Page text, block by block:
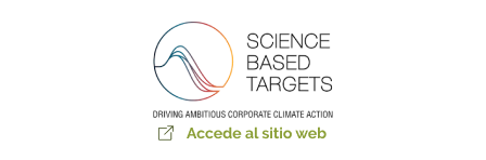
comprometen a prohibir cualquier forma de soborno,
a trabajar por la legalidad y la transparencia en las
contribuciones a las campañas políticas y a velar por
la transparencia de la información y la colaboración
en las investigaciones, cuando sea necesario.